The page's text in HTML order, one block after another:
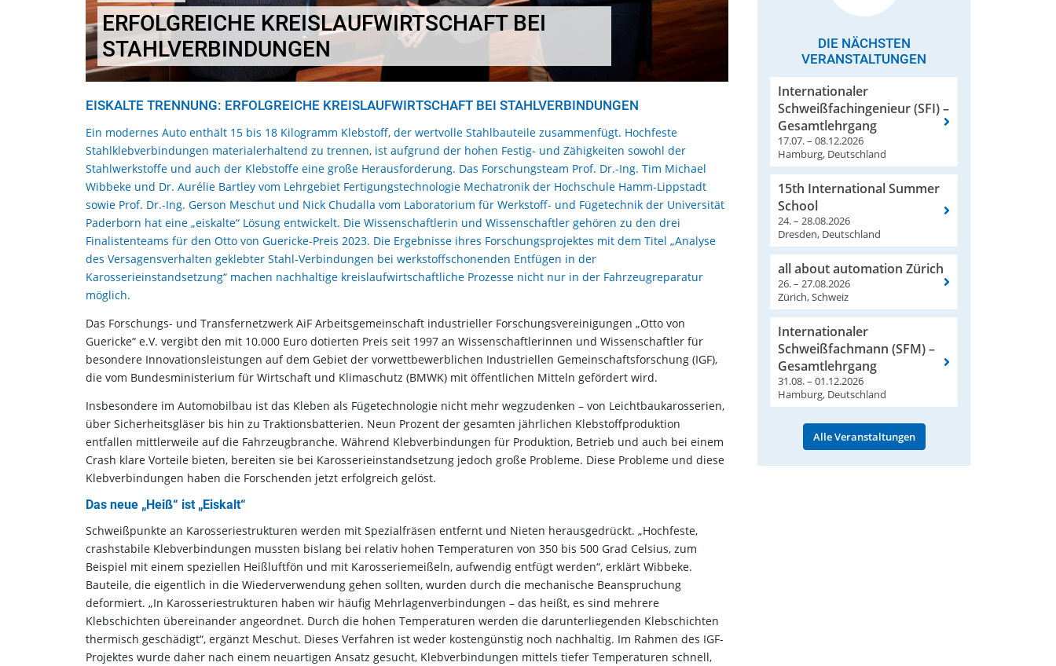
ERFOLGREICHE KREISLAUFWIRTSCHAFT BEI
STAHLVERBINDUNGEN
EISKALTE TRENNUNG: ERFOLGREICHE KREISLAUFWIRTSCHAFT BEI STAHLVERBINDUNGEN
Ein modernes Auto enthält 15 bis 18 Kilogramm Klebstoff, der wertvolle Stahlbauteile zusammenfügt. Hochfeste
Stahlklebverbindungen materialerhaltend zu trennen, ist aufgrund der hohen Festig- und Zähigkeiten sowohl der
Stahlwerkstoffe und auch der Klebstoffe eine große Herausforderung. Das Forschungsteam Prof. Dr.-Ing. Tim Michael
Wibbeke und Dr. Aurélie Bartley vom Lehrgebiet Fertigungstechnologie Mechatronik der Hochschule Hamm-Lippstadt
sowie Prof. Dr.-Ing. Gerson Meschut und Nick Chudalla vom Laboratorium für Werkstoff- und Fügetechnik der Universität
Paderborn hat eine „eiskalte“ Lösung entwickelt. Die Wissenschaftlerin und Wissenschaftler gehören zu den drei
Finalistenteams für den Otto von Guericke-Preis 2023. Die Ergebnisse ihres Forschungsprojektes mit dem Titel „Analyse
des Versagensverhalten geklebter Stahl-Verbindungen bei werkstoffschonenden Entfügen in der
Karosserieinstandsetzung“ machen nachhaltige kreislaufwirtschaftliche Prozesse nicht nur in der Fahrzeugreparatur
möglich.
Das Forschungs- und Transfernetzwerk AiF Arbeitsgemeinschaft industrieller Forschungsvereinigungen „Otto von
Guericke“ e.V. vergibt den mit 10.000 Euro dotierten Preis seit 1997 an Wissenschaftlerinnen und Wissenschaftler für
besondere Innovationsleistungen auf dem Gebiet der vorwettbewerblichen Industriellen Gemeinschaftsforschung (IGF),
die vom Bundesministerium für Wirtschaft und Klimaschutz (BMWK) mit öffentlichen Mitteln gefördert wird.
Insbesondere im Automobilbau ist das Kleben als Fügetechnologie nicht mehr wegzudenken – von Leichtbaukarosserien,
über Sicherheitsgläser bis hin zu Traktionsbatterien. Neun Prozent der gesamten jährlichen Klebstoffproduktion
entfallen mittlerweile auf die Fahrzeugbranche. Während Klebverbindungen für Produktion, Betrieb und auch bei einem
Crash klare Vorteile bieten, bereiten sie bei Karosserieinstandsetzung jedoch große Probleme. Diese Probleme und diese
Klebverbindungen haben die Forschenden jetzt erfolgreich gelöst.
Das neue „Heiß“ ist „Eiskalt“
Schweißpunkte an Karosseriestrukturen werden mit Spezialfräsen entfernt und Nieten herausgedrückt. „Hochfeste,
crashstabile Klebverbindungen mussten bislang bei relativ hohen Temperaturen von 350 bis 500 Grad Celsius, zum
Beispiel mit einem speziellen Heißluftfön und mit Karosseriemeißeln, aufwendig entfügt werden“, erklärt Wibbeke.
Bauteile, die eigentlich in die Wiederverwendung gehen sollten, wurden durch die mechanische Beanspruchung
deformiert. „In Karosseriestrukturen haben wir häufig Mehrlagenverbindungen – das heißt, es sind mehrere
Klebschichten übereinander angeordnet. Durch die hohen Temperaturen werden die darunterliegenden Klebschichten
thermisch geschädigt“, ergänzt Meschut. Dieses Verfahren ist weder kostengünstig noch nachhaltig. Im Rahmen des IGF-
Projektes wurde daher nach einem neuartigen Ansatz gesucht, Klebverbindungen mittels tiefer Temperaturen schnell,
DIE NÄCHSTEN
VERANSTALTUNGEN
Internationaler
Schweißfachingenieur (SFI) –
Gesamtlehrgang
17.07. – 08.12.2026
Hamburg, Deutschland
15th International Summer
School
24. – 28.08.2026
Dresden, Deutschland
all about automation Zürich
26. – 27.08.2026
Zürich, Schweiz
Internationaler
Schweißfachmann (SFM) –
Gesamtlehrgang
31.08. – 01.12.2026
Hamburg, Deutschland
Alle Veranstaltungen